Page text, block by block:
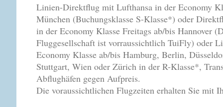
Linien-Direktflug mit Lufthansa in der Economy
München (Buchungsklasse S-Klasse*) oder
in der Economy Klasse Freitags ab/bis Hannover
Fluggesellschaft ist vorraussichtlich TuiFly) oder
Economy Klasse ab/bis Hamburg, Berlin,
Stuttgart, Wien oder Zürich in der R-Klasse*,
Abflughäfen gegen Aufpreis.
Die voraussichtlichen Flugzeiten erhalten Sie mit